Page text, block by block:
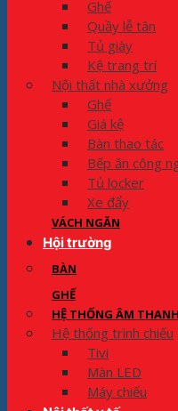
Ghế
Quầy lễ tân
Tủ giày
Kệ trang trí
Nội thất nhà xưởng
Ghế
Giá kệ
Bàn thao tác
Bếp ăn công
Tủ locker
Xe đẩy
VÁCH NGĂN
Hội trường
BÀN
GHẾ
HỆ THỐNG ÂM THANH
Hệ thống trình chiếu
Tivi
Màn LED
Máy chiếu